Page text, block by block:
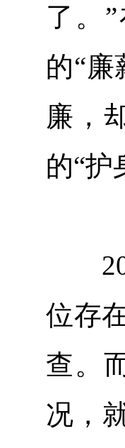
了。
的“
廉，
的“护
位存
查。
况，